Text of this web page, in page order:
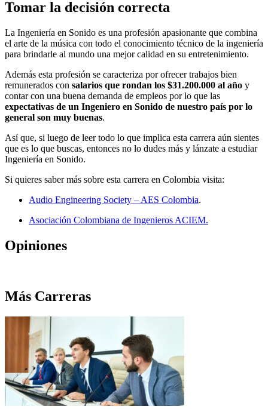
Tomar la decisión correcta
La Ingeniería en Sonido es una profesión apasionante que combina
el arte de la música con todo el conocimiento técnico de la ingeniería
para brindarle al mundo una mejor calidad en su entretenimiento.
Además esta profesión se caracteriza por ofrecer trabajos bien
remunerados con salarios que rondan los $31.200.000 al año y
contar con una buena demanda de empleos por lo que las
expectativas de un Ingeniero en Sonido de nuestro país por lo
general son muy buenas.
Así que, si luego de leer todo lo que implica esta carrera aún sientes
que es lo que buscas, entonces no lo dudes más y lánzate a estudiar
Ingeniería en Sonido.
Si quieres saber más sobre esta carrera en Colombia visita:
Audio Engineering Society – AES Colombia.
Asociación Colombiana de Ingenieros ACIEM.
Opiniones
Más Carreras